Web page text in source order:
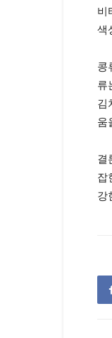
비
색
콩
류
김
움
결
잡
강